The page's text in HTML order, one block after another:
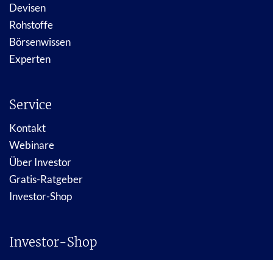
Devisen
Rohstoffe
Börsenwissen
Experten
Service
Kontakt
Webinare
Über Investor
Gratis-Ratgeber
Investor-Shop
Investor-Shop